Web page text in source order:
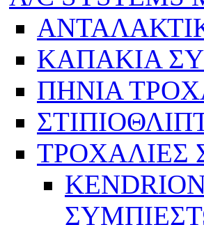
ΚΑΠΑΚΙΑ
ΠΗΝΙΑ
ΤΡΟΧΑΛΙΕΣ